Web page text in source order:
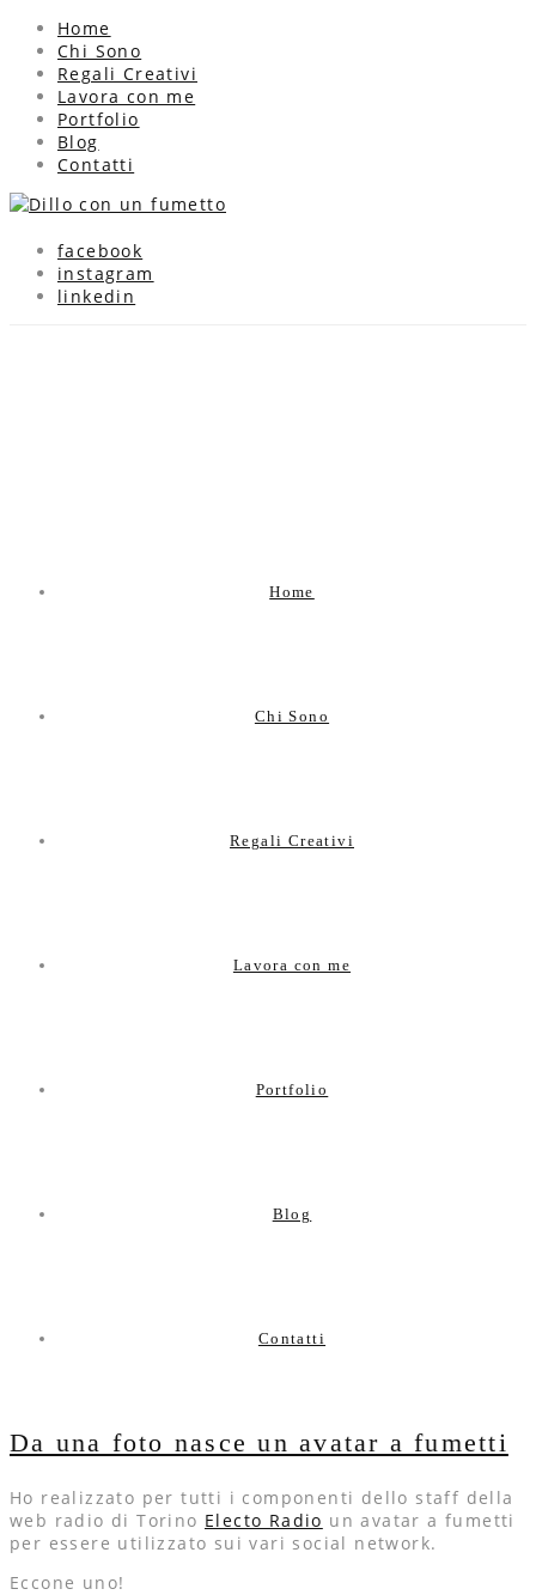
Home
Chi Sono
Regali Creativi
Lavora con me
Portfolio
Blog
Contatti
facebook
instagram
linkedin
Home
Chi Sono
Regali Creativi
Lavora con me
Portfolio
Blog
Contatti
Da una foto nasce un avatar a fumetti
Ho realizzato per tutti i componenti dello staff della
web radio di Torino Electo Radio un avatar a fumetti
per essere utilizzato sui vari social network.
Eccone uno!